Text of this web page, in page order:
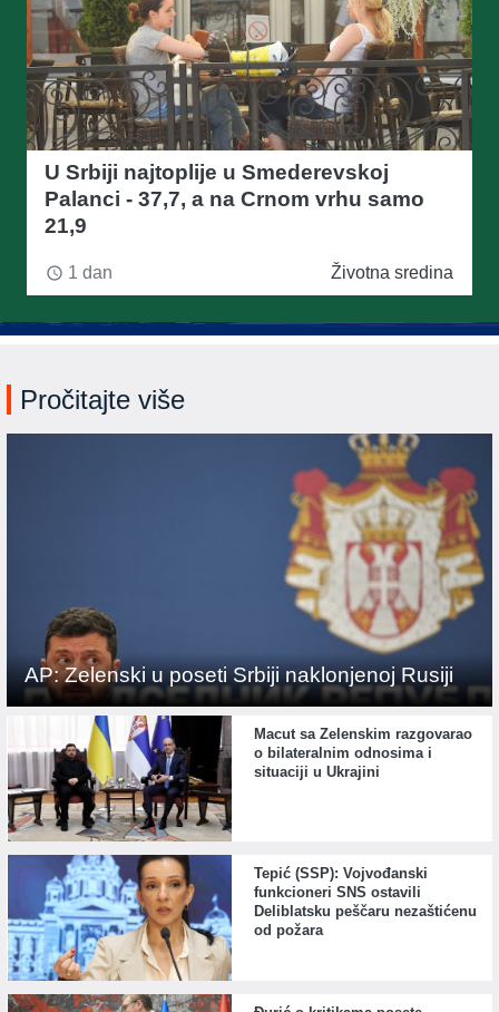
U Srbiji najtoplije u Smederevskoj
Palanci - 37,7, a na Crnom vrhu samo
21,9
access_time 1 dan Životna sredina
Pročitajte više
AP: Zelenski u poseti Srbiji naklonjenoj Rusiji
Macut sa Zelenskim razgovarao
o bilateralnim odnosima i
situaciji u Ukrajini
Tepić (SSP): Vojvođanski
funkcioneri SNS ostavili
Deliblatsku peščaru nezaštićenu
od požara